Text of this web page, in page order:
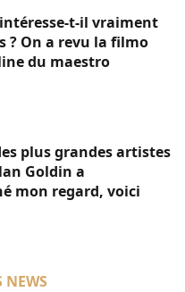
t-il vraiment
? On a revu la filmo
du maestro
plus grandes artistes
Goldin a
mon regard, voici
NEWS